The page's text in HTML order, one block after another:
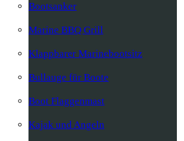
Bootsanker
Marine BBQ Grill
Klappbarer Marinebootsitz
Bullauge für Boote
Boot Flaggenmast
Kajak und Angeln